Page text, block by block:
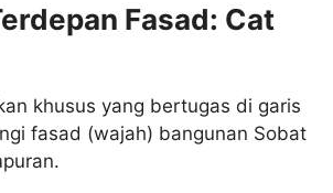
Fasad: Cat
khusus yang bertugas di garis
fasad (wajah) bangunan Sobat